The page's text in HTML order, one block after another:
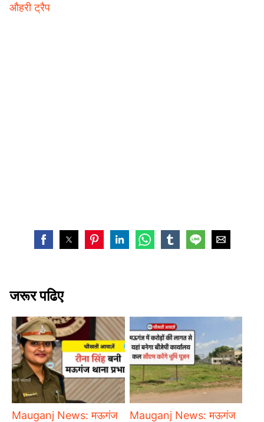
औहरी ट्रैप
जरूर पढिए
Mauganj News: मऊगंज
Mauganj News: मऊगंज